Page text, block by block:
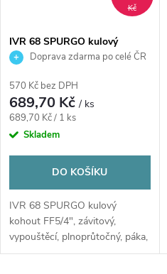
Kč
IVR 68 SPURGO kulový
kohout FF5/4", závitový,
páka, voda, poniklovaný
Doprava zdarma po celé ČR
570 Kč bez DPH
689,70 Kč/ ks
Měrná
cena:
689,70 Kč / 1 ks
Skladem
DO KOŠÍKU
IVR 68 SPURGO kulový
kohout FF5/4", závitový,
vypouštěcí, plnoprůtočný, páka,
voda, poniklovaný